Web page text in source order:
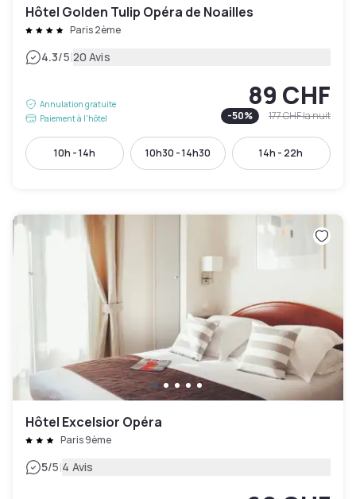
Hôtel Golden Tulip Opéra de Noailles
Paris 2ème
4.3/5|20 Avis
Annulation gratuite
Paiement à l'hôtel
89 CHF
-50% 177 CHFla nuit
10h - 14h 10h30 - 14h30 14h - 22h
Hôtel Excelsior Opéra
Paris 9ème
5/5|4 Avis